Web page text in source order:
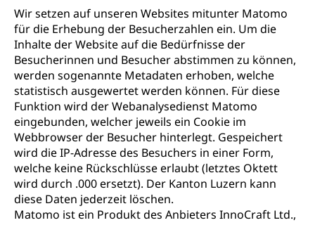
Wir setzen auf unseren Websites mitunter Matomo
für die Erhebung der Besucherzahlen ein. Um die
Inhalte der Website auf die Bedürfnisse der
Besucherinnen und Besucher abstimmen zu können,
werden sogenannte Metadaten erhoben, welche
statistisch ausgewertet werden können. Für diese
Funktion wird der Webanalysedienst Matomo
eingebunden, welcher jeweils ein Cookie im
Webbrowser der Besucher hinterlegt. Gespeichert
wird die IP-Adresse des Besuchers in einer Form,
welche keine Rückschlüsse erlaubt (letztes Oktett
wird durch .000 ersetzt). Der Kanton Luzern kann
diese Daten jederzeit löschen.
Matomo ist ein Produkt des Anbieters InnoCraft Ltd.,